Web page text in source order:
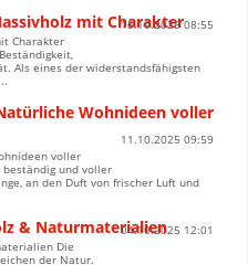
mit Charakter
15.10.2025 08:55
Charakter
Als eines der widerstandsfähigsten
Wohnideen voller
11.10.2025 09:59
voller
beständig und voller
an den Duft von frischer Luft und
& Naturmaterialien04.10.2025 12:01
Die
der Natur.